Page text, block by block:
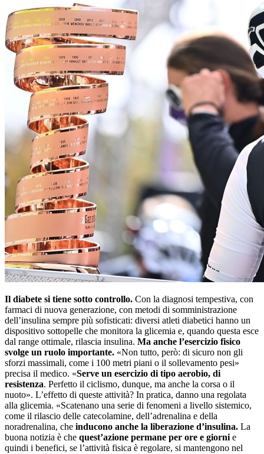
Il diabete si tiene sotto controllo. Con la diagnosi tempestiva, con
farmaci di nuova generazione, con metodi di somministrazione
dell’insulina sempre più sofisticati: diversi atleti diabetici hanno un
dispositivo sottopelle che monitora la glicemia e, quando questa esce
dal range ottimale, rilascia insulina. Ma anche l’esercizio fisico
svolge un ruolo importante. «Non tutto, però: di sicuro non gli
sforzi massimali, come i 100 metri piani o il sollevamento pesi»
precisa il medico. «Serve un esercizio di tipo aerobio, di
resistenza. Perfetto il ciclismo, dunque, ma anche la corsa o il
nuoto». L’effetto di queste attività? In pratica, danno una regolata
alla glicemia. «Scatenano una serie di fenomeni a livello sistemico,
come il rilascio delle catecolamine, dell’adrenalina e della
noradrenalina, che inducono anche la liberazione d’insulina. La
buona notizia è che quest’azione permane per ore e giorni e
quindi i benefici, se l’attività fisica è regolare, si mantengono nel